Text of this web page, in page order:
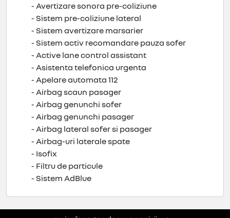
- Avertizare sonora pre-coliziune
- Sistem pre-coliziune lateral
- Sistem avertizare marsarier
- Sistem activ recomandare pauza sofer
- Active lane control assistant
- Asistenta telefonica urgenta
- Apelare automata 112
- Airbag scaun pasager
- Airbag genunchi sofer
- Airbag genunchi pasager
- Airbag lateral sofer si pasager
- Airbag-uri laterale spate
- Isofix
- Filtru de particule
- Sistem AdBlue